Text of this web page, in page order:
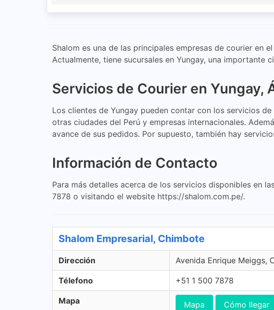
Shalom es una de las principales empresas de courier en
Actualmente, tiene sucursales en Yungay, una importante
Servicios de Courier en Yungay,
Los clientes de Yungay pueden contar con los servicios
otras ciudades del Perú y empresas internacionales.
avance de sus pedidos. Por supuesto, también hay
Información de Contacto
Para más detalles acerca de los servicios disponibles en
7878 o visitando el website https://shalom.com.pe/.
Shalom Empresarial, Chimbote
Dirección Avenida Enrique Meiggs,
Télefono +51 1 500 7878
Mapa Mapa Cómo llegar